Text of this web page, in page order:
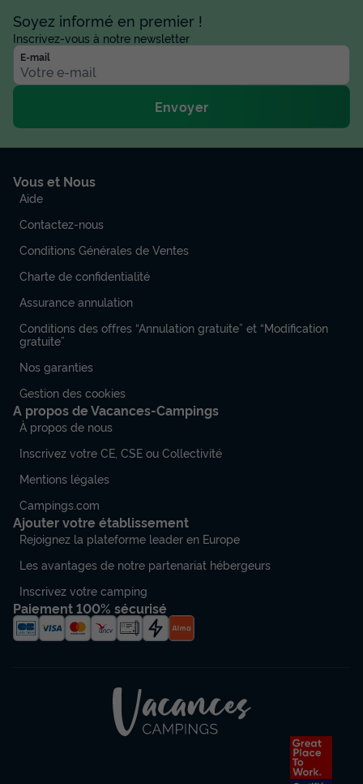
Soyez informé en premier !
Inscrivez-vous à notre newsletter
E-mail
Envoyer
Vous et Nous
Aide
Contactez-nous
Conditions Générales de Ventes
Charte de confidentialité
Assurance annulation
Conditions des offres “Annulation gratuite” et “Modification
gratuite”
Nos garanties
Gestion des cookies
A propos de Vacances-Campings
À propos de nous
Inscrivez votre CE, CSE ou Collectivité
Mentions légales
Campings.com
Ajouter votre établissement
Rejoignez la plateforme leader en Europe
Les avantages de notre partenariat hébergeurs
Inscrivez votre camping
Paiement 100% sécurisé